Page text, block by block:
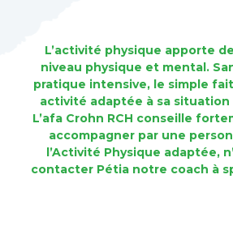
L’activité physique apporte
niveau physique et mental.
pratique intensive, le simple
activité adaptée à sa
L’afa Crohn RCH conseille
accompagner par une
l’Activité Physique adaptée,
contacter Pétia notre coach à